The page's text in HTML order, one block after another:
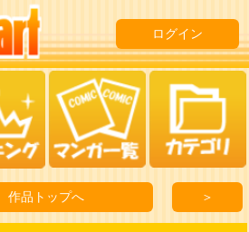
ログイン
作品トップへ ＞